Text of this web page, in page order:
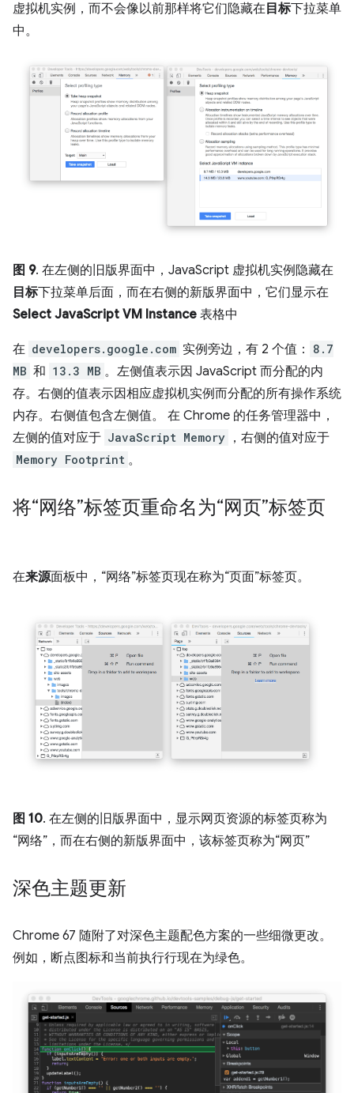
虚拟机实例，而不会像以前那样将它们隐藏在 目标下拉菜单
中。
图 9. 在左侧的旧版界面中，JavaScript 虚拟机实例隐藏在
目标下拉菜单后面，而在右侧的新版界面中，它们显示在
Select JavaScript VM Instance 表格中
在 developers.google.com 实例旁边，有 2 个值：
8.7
MB 和 13.3 MB 。左侧值表示因 JavaScript 而分配的内
存。右侧的值表示因相应虚拟机实例而分配的所有操作系统
内存。右侧值包含左侧值。 在 Chrome 的任务管理器中，
左侧的值对应于 JavaScript Memory ，右侧的值对应于
Memory Footprint 。
将“网络”标签页重命名为“网页”标签页
在来源面板中，“网络”标签页现在称为“页面”标签页。
图 10. 在左侧的旧版界面中，显示网页资源的标签页称为
“网络” ，而在右侧的新版界面中，该标签页称为“网页”
深色主题更新
Chrome 67 随附了对深色主题配色方案的一些细微更改。
例如，断点图标和当前执行行现在为绿色。